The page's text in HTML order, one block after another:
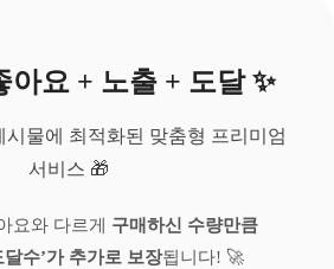
아요 + 노출 + 도달 ✨
시물에 최적화된 맞춤형 프리미엄
서비스 🎁
요와 다르게 구매하신 수량만큼
달수’가 추가로 보장됩니다! 🚀